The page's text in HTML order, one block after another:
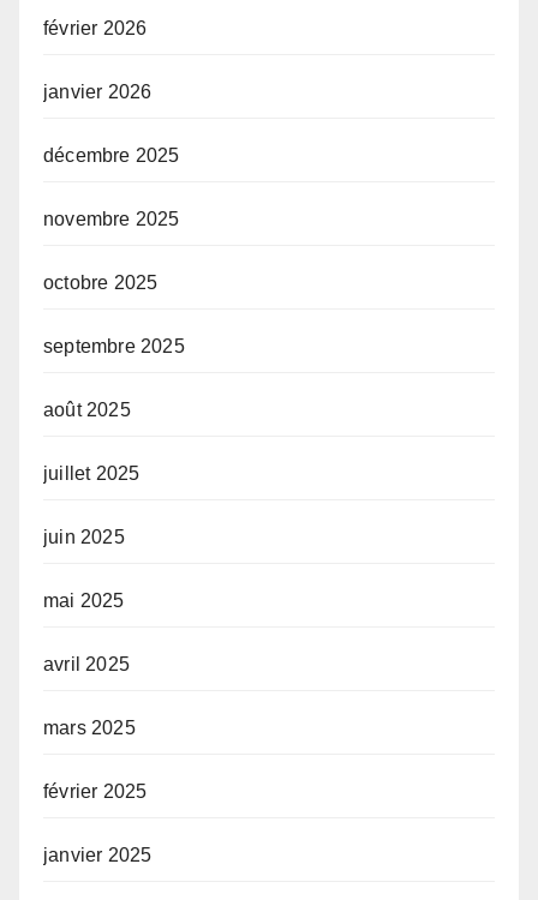
février 2026
janvier 2026
décembre 2025
novembre 2025
octobre 2025
septembre 2025
août 2025
juillet 2025
juin 2025
mai 2025
avril 2025
mars 2025
février 2025
janvier 2025